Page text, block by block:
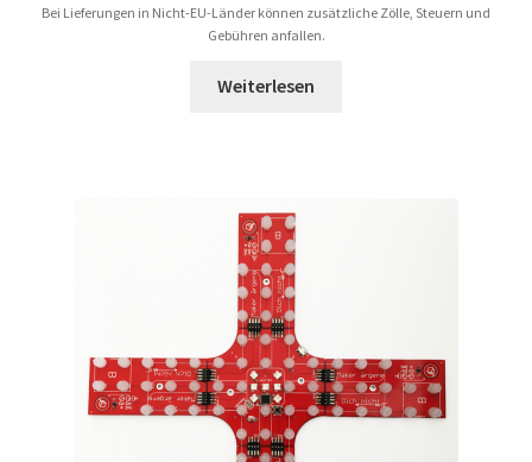
Bei Lieferungen in Nicht-EU-Länder können zusätzliche Zölle, Steuern und
Gebühren anfallen.
Weiterlesen